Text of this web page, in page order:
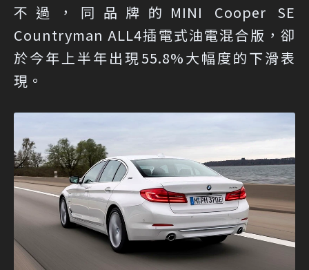
不過，同品牌的MINI Cooper SE
Countryman ALL4插電式油電混合版，卻
於今年上半年出現55.8%大幅度的下滑表
現。